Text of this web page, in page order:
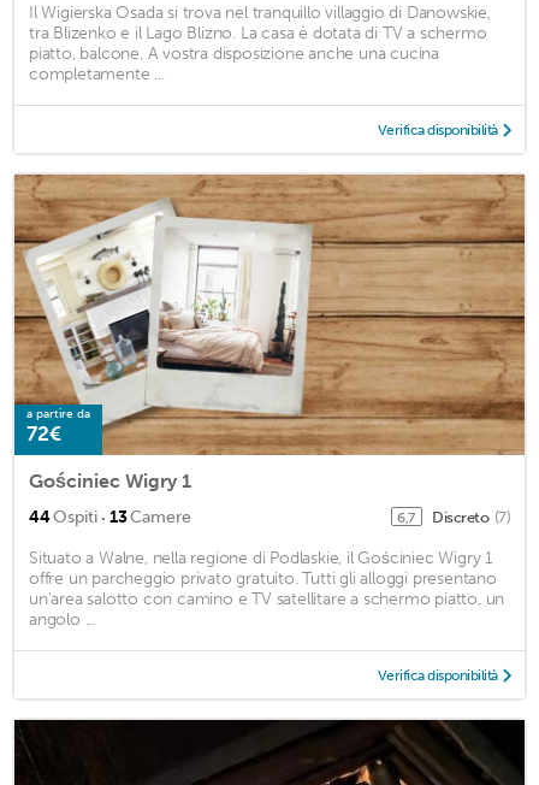
Il Wigierska Osada si trova nel tranquillo villaggio di Danowskie,
tra Blizenko e il Lago Blizno. La casa è dotata di TV a schermo
piatto, balcone. A vostra disposizione anche una cucina
completamente ...
Verifica disponibilità
a partire da
72€
Gościniec Wigry 1
44Ospiti · 13Camere 6,7 Discreto (7)
Situato a Walne, nella regione di Podlaskie, il Gościniec Wigry 1
offre un parcheggio privato gratuito. Tutti gli alloggi presentano
un'area salotto con camino e TV satellitare a schermo piatto, un
angolo ...
Verifica disponibilità